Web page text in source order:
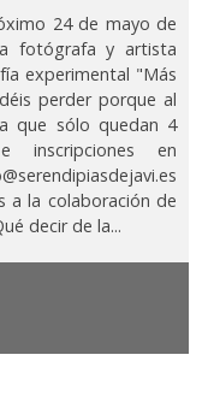
24 de mayo de
fotógrafa y artista
experimental "Más
perder porque al
que sólo quedan 4
inscripciones en
a la colaboración de
decir de la...